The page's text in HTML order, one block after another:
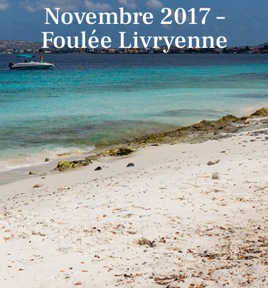
Novembre 2017 –
Foulée Livryenne